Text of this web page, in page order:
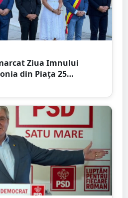
Ziua Imnului
din Piața 25